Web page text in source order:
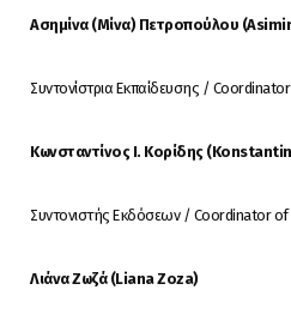
Ασημίνα(Μίνα) Πετροπούλου
Συντονίστρια Εκπαίδευσης /
Κωνσταντίνος Ι. Κορίδης
Συντονιστής Εκδόσεων / Coordinator
ΛιάναΖωζά(Liana Zoza)